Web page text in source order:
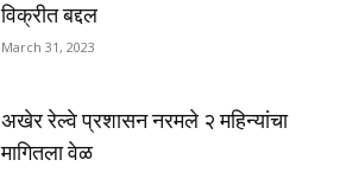
विक्रीत बद्दल
March 31, 2023
अखेर रेल्वे प्रशासन नरमले २ महिन्यांचा
मागितला वेळ